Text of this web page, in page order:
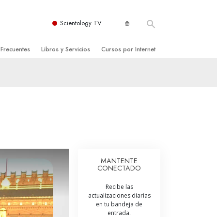
Scientology TV
de Scientology
Libros y Servicios
Introductorias
Iniciales
Cursos por Internet
Ayudas para Enfermedades y Lesiones
La Integridad y la Honestidad
El Matrimonio
La Escala Tonal Emocional
MANTENTE
CONECTADO
Recibe las
actualizaciones diarias
en tu bandeja de
entrada.